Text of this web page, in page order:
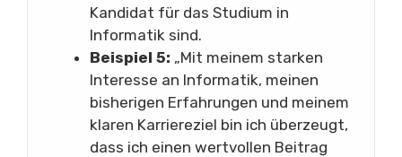
Kandidat für das Studium in
Informatik sind.
Beispiel 5: „Mit meinem starken
Interesse an Informatik, meinen
bisherigen Erfahrungen und meinem
klaren Karriereziel bin ich überzeugt,
dass ich einen wertvollen Beitrag